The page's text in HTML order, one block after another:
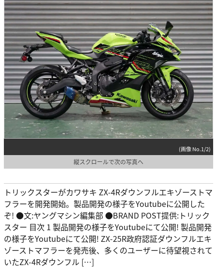
(画像 No.1/2)
縦スクロールで次の写真へ
トリックスターがカワサキ ZX-4Rダウンフルエキゾーストマ
フラーを開発開始。製品開発の様子をYoutubeに公開した
ぞ! ●文:ヤングマシン編集部 ●BRAND POST提供:トリック
スター 目次 1 製品開発の様子をYoutubeにて公開! 製品開発
の様子をYoutubeにて公開! ZX-25R政府認証ダウンフルエキ
ゾーストマフラーを発売後、多くのユーザーに待望視されて
いたZX-4Rダウンフル […]